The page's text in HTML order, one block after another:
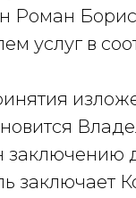
услуг в
заключению
заключает